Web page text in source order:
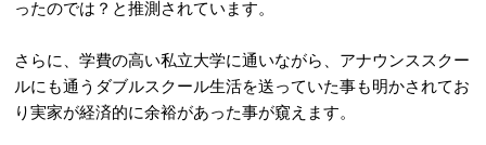
ったのでは？と推測されています。
さらに、学費の高い私立大学に通いながら、アナウンススクー
ルにも通うダブルスクール生活を送っていた事も明かされてお
り実家が経済的に余裕があった事が窺えます。